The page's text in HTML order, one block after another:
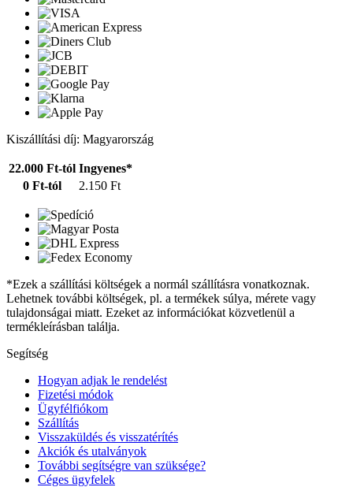
Kiszállítási díj: Magyarország
22.000 Ft-tól Ingyenes*
0 Ft-tól
2.150 Ft
*Ezek a szállítási költségek a normál szállításra vonatkoznak.
Lehetnek további költségek, pl. a termékek súlya, mérete vagy
tulajdonságai miatt. Ezeket az információkat közvetlenül a
termékleírásban találja.
Segítség
Hogyan adjak le rendelést
Fizetési módok
Ügyfélfiókom
Szállítás
Visszaküldés és visszatérítés
Akciók és utalványok
További segítségre van szüksége?
Céges ügyfelek